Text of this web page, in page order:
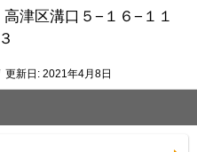
津区溝口５−１６−１１
更新日: 2021年4月8日